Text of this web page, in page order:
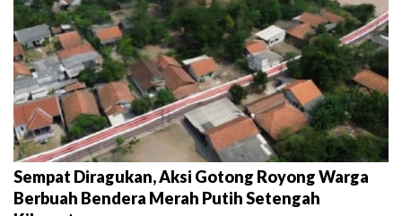
Sempat Diragukan, Aksi Gotong Royong Warga
Berbuah Bendera Merah Putih Setengah